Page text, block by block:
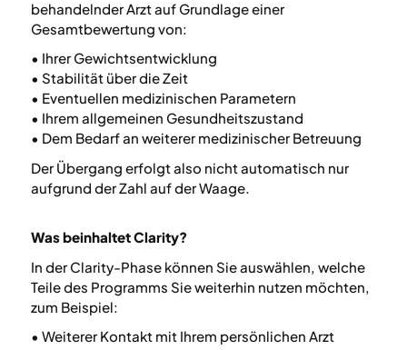
behandelnder Arzt auf Grundlage einer
Gesamtbewertung von:
• Ihrer Gewichtsentwicklung
• Stabilität über die Zeit
• Eventuellen medizinischen Parametern
• Ihrem allgemeinen Gesundheitszustand
• Dem Bedarf an weiterer medizinischer Betreuung
Der Übergang erfolgt also nicht automatisch nur
aufgrund der Zahl auf der Waage.
Was beinhaltet Clarity?
In der Clarity-Phase können Sie auswählen, welche
Teile des Programms Sie weiterhin nutzen möchten,
zum Beispiel:
• Weiterer Kontakt mit Ihrem persönlichen Arzt